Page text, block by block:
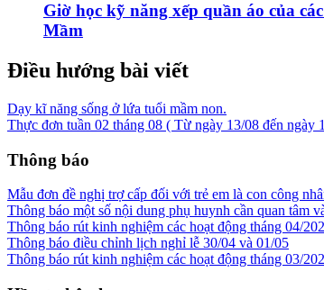
Giờ học kỹ năng xếp quần áo của
Mầm
Điều hướng bài viết
Dạy kĩ năng sống ở lứa tuổi mầm non.
Thực đơn tuần 02 tháng 08 ( Từ ngày 13/08 đến ngày
Thông báo
Mẫu đơn đề nghị trợ cấp đối với trẻ em là con công
Thông báo một số nội dung phụ huynh cần quan tâm
Thông báo rút kinh nghiệm các hoạt động tháng 04/
Thông báo điều chỉnh lịch nghỉ lễ 30/04 và 01/05
Thông báo rút kinh nghiệm các hoạt động tháng 03/